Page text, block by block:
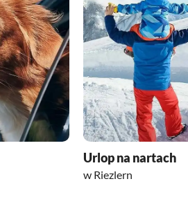
Urlop na nartach
w Riezlern